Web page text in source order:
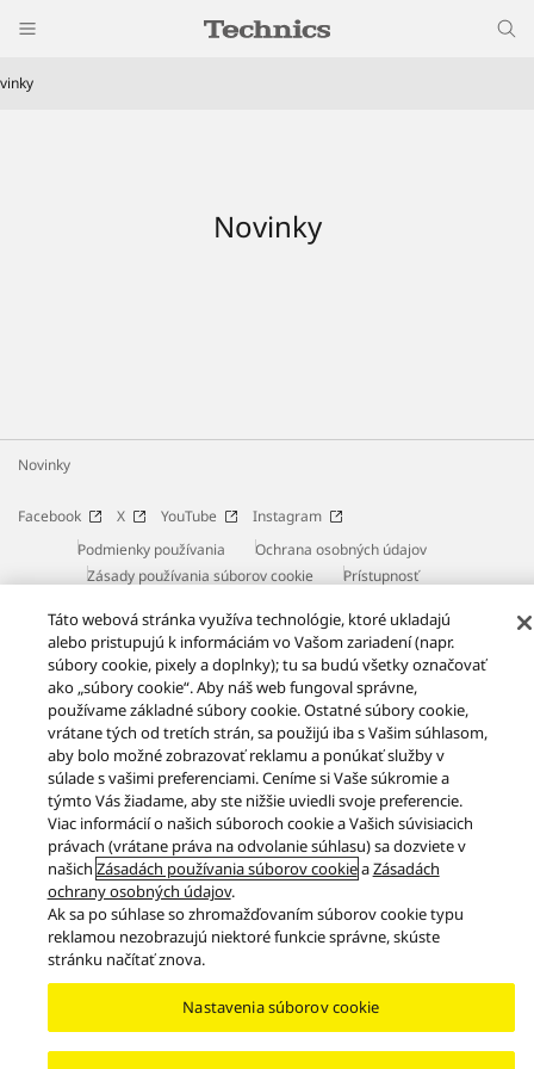
Novinky
Novinky
Facebook X YouTube
Instagram
Podmienky používania
Ochrana osobných údajov
Zásady používania súborov cookie
Prístupnosť
Area/Country
Copyright © 2026 Panasonic Marketing Europe GmbH - organizačná zložka
Slovenská republika Všetky práva vyhradené
Táto webová stránka využíva technológie, ktoré ukladajú
alebo pristupujú k informáciám vo Vašom zariadení (napr.
súbory cookie, pixely a doplnky); tu sa budú všetky označovať
ako „súbory cookie“. Aby náš web fungoval správne,
používame základné súbory cookie. Ostatné súbory cookie,
vrátane tých od tretích strán, sa použijú iba s Vašim súhlasom,
aby bolo možné zobrazovať reklamu a ponúkať služby v
súlade s vašimi preferenciami. Ceníme si Vaše súkromie a
týmto Vás žiadame, aby ste nižšie uviedli svoje preferencie.
Viac informácií o našich súboroch cookie a Vašich súvisiacich
právach (vrátane práva na odvolanie súhlasu) sa dozviete v
našich Zásadách používania súborov cookieaZásadách
ochrany osobných údajov.
Ak sa po súhlase so zhromažďovaním súborov cookie typu
reklamou nezobrazujú niektoré funkcie správne, skúste
stránku načítať znova.
Nastavenia súborov cookie